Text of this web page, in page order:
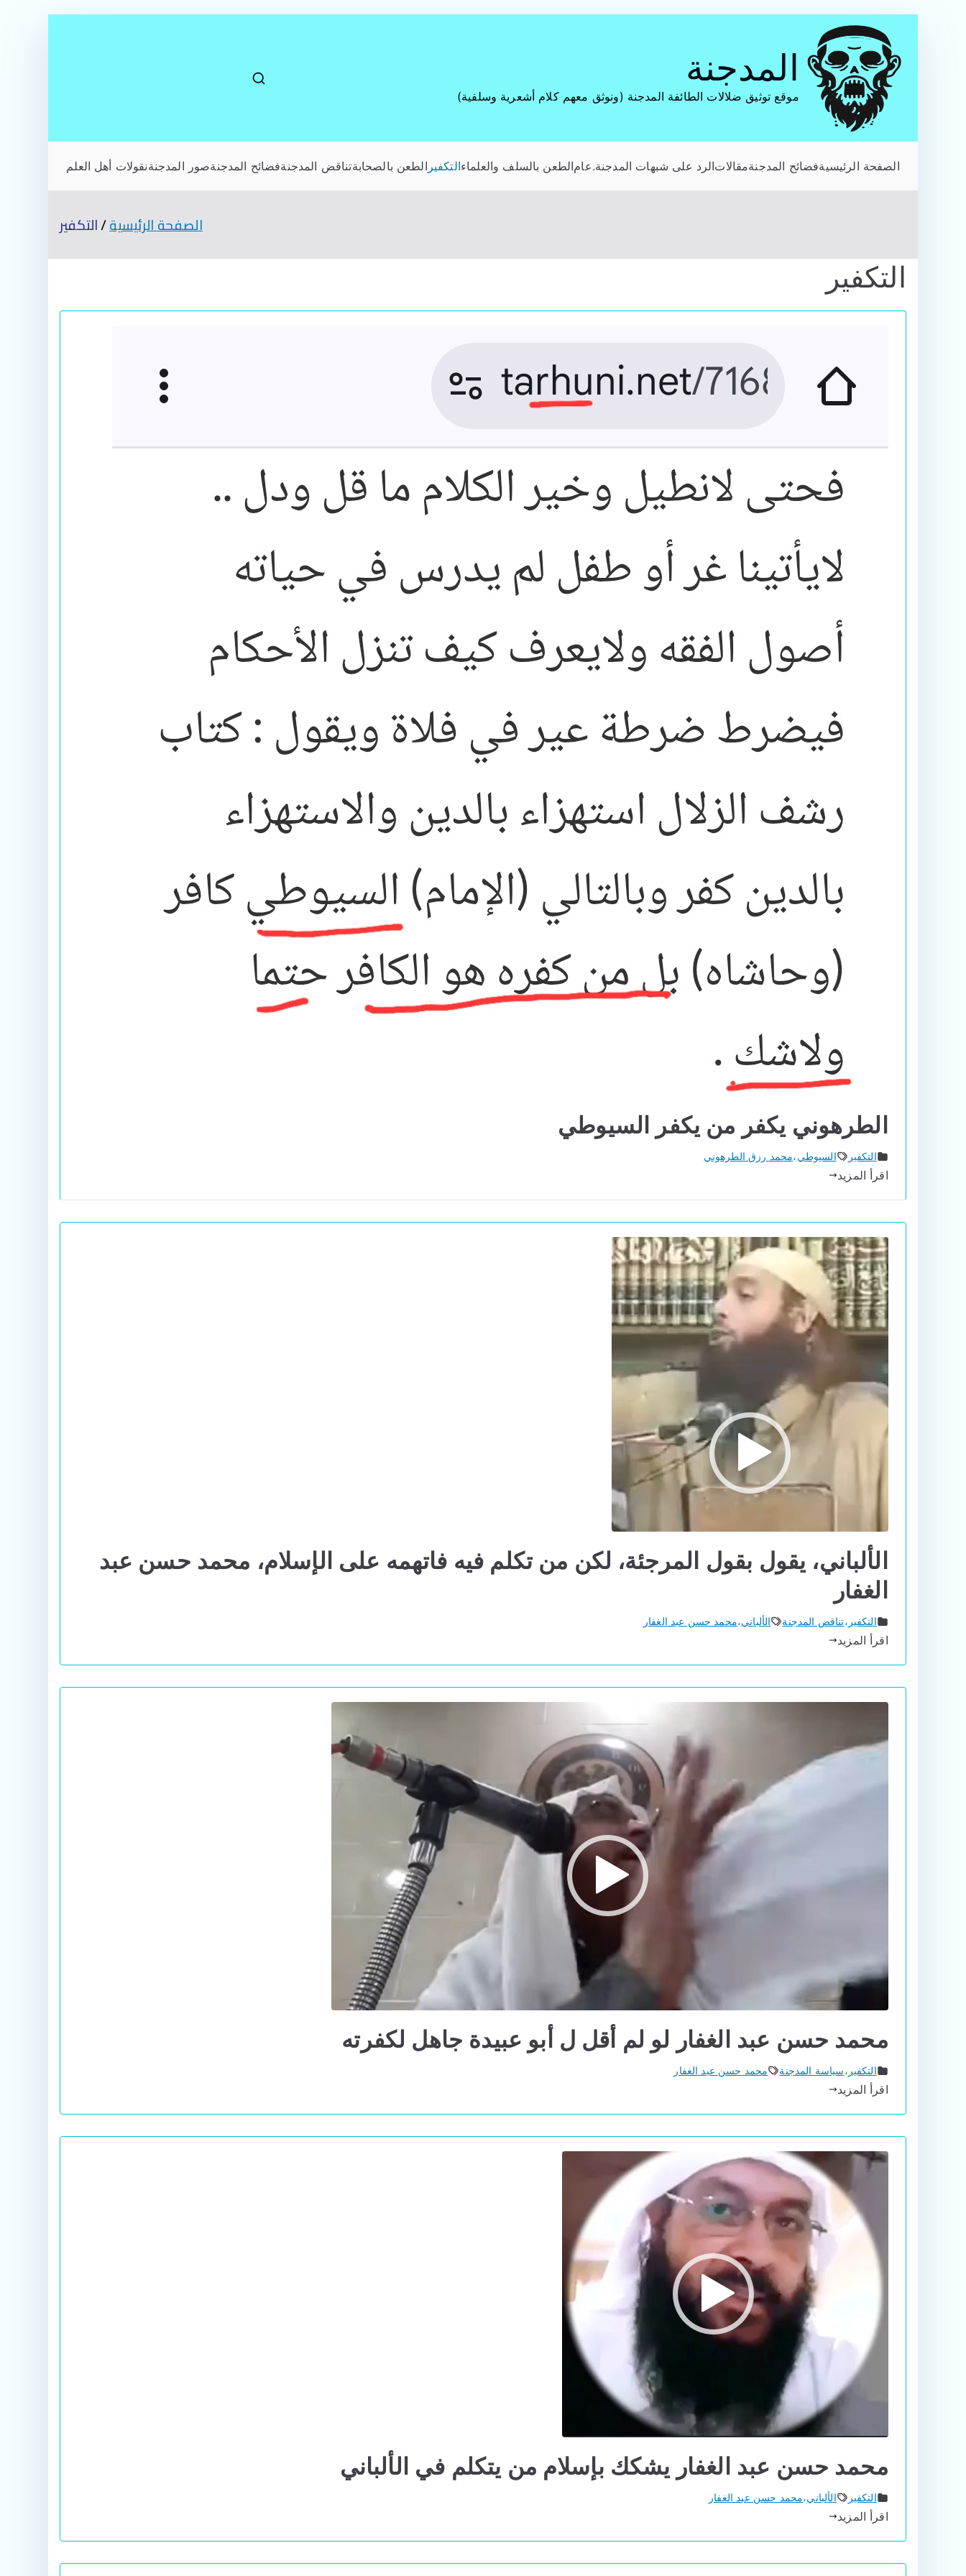
المحتوى
المدجنة
موقع توثيق ضلالات الطائفة المدجنة (ونوثق معهم كلام أشعرية وسلفية)
الصفحة الرئيسيةفضائح المدجنةمقالاتالرد على شبهات المدجنة.عامالطعن بالسلف والعلماءالتكفير الطعن بالصحابةتناقض المدجنةفضائح المدجنةصور المدجنةنقولات أهل العلم
الصفحة الرئيسية التكفير
التكفير
الطرهوني يكفر من يكفر السيوطي
التكفير السيوطي،محمد رزق الطرهوني
اقرأ المزيد
الألباني، يقول بقول المرجئة، لكن من تكلم فيه فاتهمه على الإسلام، محمد حسن عبد
الغفار
التكفير ،تناقض المدجنة الألباني،محمد حسن عبد الغفار
اقرأ المزيد
محمد حسن عبد الغفار لو لم أقل ل أبو عبيدة جاهل لكفرته
التكفير ،سياسة المدجنة محمد حسن عبد الغفار
اقرأ المزيد
محمد حسن عبد الغفار يشكك بإسلام من يتكلم في الألباني
التكفير الألباني،محمد حسن عبد الغفار
اقرأ المزيد